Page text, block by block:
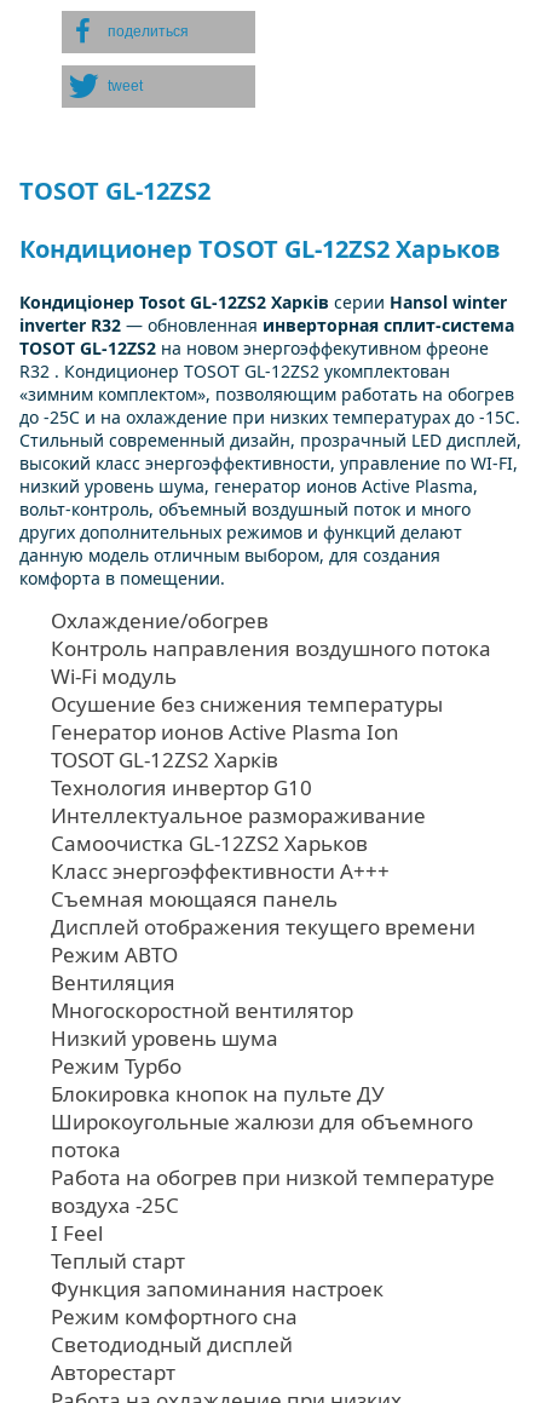
поделиться
tweet
TOSOT GL-12ZS2
Кондиционер TOSOT GL-12ZS2 Харьков
Кондиціонер Tosot GL-12ZS2 Харків серии Hansol winter
inverter R32 — обновленная инверторная сплит-система
TOSOT GL-12ZS2 на новом энергоэффекутивном фреоне
R32 . Кондиционер TOSOT GL-12ZS2 укомплектован
«зимним комплектом», позволяющим работать на обогрев
до -25С и на охлаждение при низких температурах до -15С.
Стильный современный дизайн, прозрачный LED дисплей,
высокий класс энергоэффективности, управление по WI-FI,
низкий уровень шума, генератор ионов Active Plasma,
вольт-контроль, объемный воздушный поток и много
других дополнительных режимов и функций делают
данную модель отличным выбором, для создания
комфорта в помещении.
Охлаждение/обогрев
Контроль направления воздушного потока
Wi-Fi модуль
Осушение без снижения температуры
Генератор ионов Active Plasma Ion
TOSOT GL-12ZS2 Харків
Технология инвертор G10
Интеллектуальное размораживание
Самоочистка GL-12ZS2 Харьков
Класс энергоэффективности А+++
Съемная моющаяся панель
Дисплей отображения текущего времени
Режим АВТО
Вентиляция
Многоскоростной вентилятор
Низкий уровень шума
Режим Турбо
Блокировка кнопок на пульте ДУ
Широкоугольные жалюзи для объемного
потока
Работа на обогрев при низкой температуре
воздуха -25С
I Feel
Теплый старт
Функция запоминания настроек
Режим комфортного сна
Светодиодный дисплей
Авторестарт